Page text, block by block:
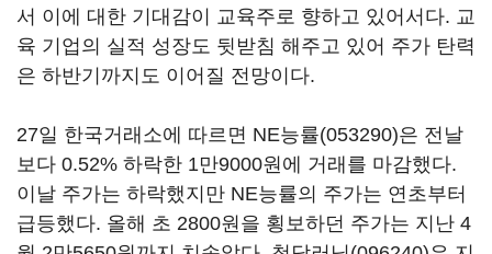
서 이에 대한 기대감이 교육주로 향하고 있어서다. 교
육 기업의 실적 성장도 뒷받침 해주고 있어 주가 탄력
은 하반기까지도 이어질 전망이다.
27일 한국거래소에 따르면 NE능률(053290)은 전날
보다 0.52% 하락한 1만9000원에 거래를 마감했다.
이날 주가는 하락했지만 NE능률의 주가는 연초부터
급등했다. 올해 초 2800원을 횡보하던 주가는 지난 4